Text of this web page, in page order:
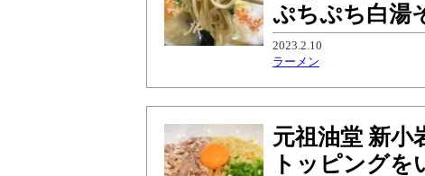
ぷちぷち白湯
2023.2.10
ラーメン
元祖油堂 新小
トッピング